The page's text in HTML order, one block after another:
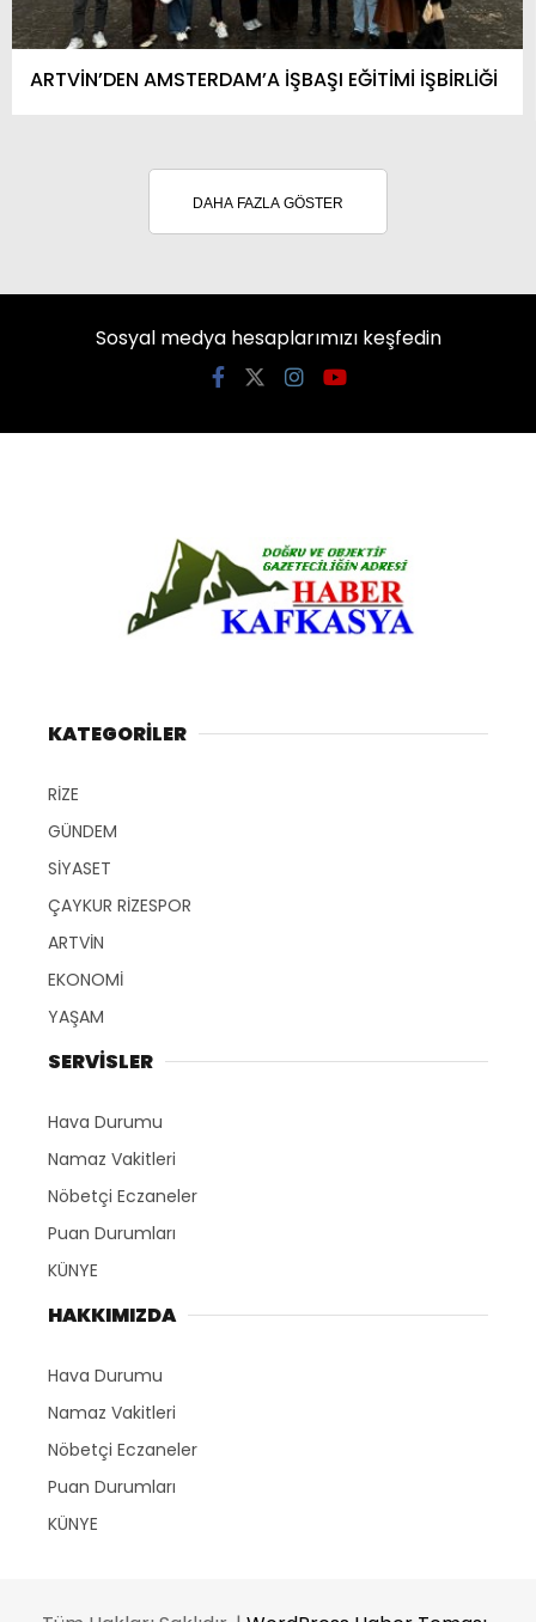
ARTVİN’DEN AMSTERDAM’A İŞBAŞI EĞİTİMİ İŞBİRLİĞİ
DAHA FAZLA GÖSTER
Sosyal medya hesaplarımızı keşfedin
KATEGORİLER
RİZE
GÜNDEM
SİYASET
ÇAYKUR RİZESPOR
ARTVİN
EKONOMİ
YAŞAM
SERVİSLER
Hava Durumu
Namaz Vakitleri
Nöbetçi Eczaneler
Puan Durumları
KÜNYE
HAKKIMIZDA
Hava Durumu
Namaz Vakitleri
Nöbetçi Eczaneler
Puan Durumları
KÜNYE